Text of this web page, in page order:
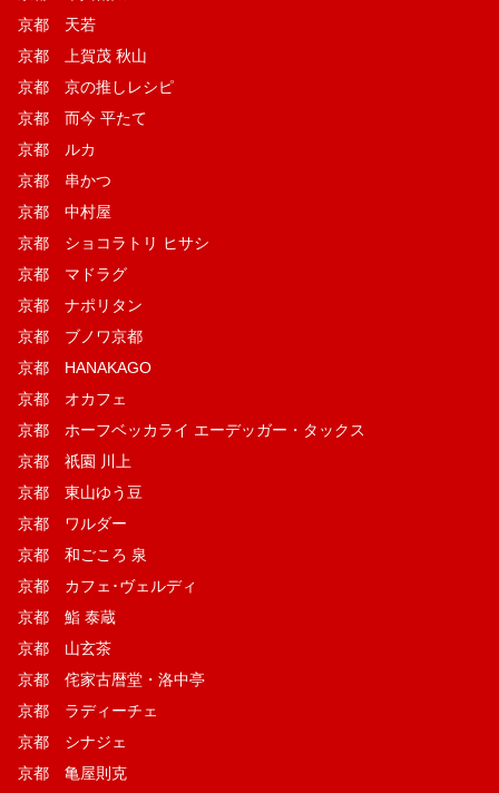
京都 天若
京都 上賀茂 秋山
京都 京の推しレシピ
京都 而今 平たて
京都 ルカ
京都 串かつ
京都 中村屋
京都 ショコラトリ ヒサシ
京都 マドラグ
京都 ナポリタン
京都 ブノワ京都
京都 HANAKAGO
京都 オカフェ
京都 ホーフベッカライ エーデッガー・タックス
京都 祇園 川上
京都 東山ゆう豆
京都 ワルダー
京都 和ごころ 泉
京都 カフェ･ヴェルディ
京都 鮨 泰蔵
京都 山玄茶
京都 侘家古暦堂・洛中亭
京都 ラディーチェ
京都 シナジェ
京都 亀屋則克